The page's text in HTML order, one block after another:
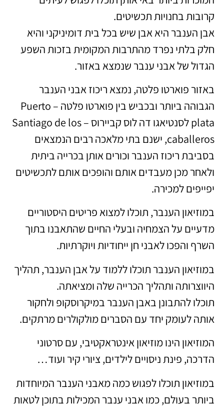
קרובות בחנויות תכשיטים.
אבן הענבר היא אבן שיש בכל בית דומיניקני והיא
חלק בלתי נפרד מהתרבות המקומית בזכות השפע
הגדול של אבני ענבר שנמצא באזור.
באזור פוארטו פלטה, נמצא ריכוז אבני הענבר
הגבוהה ביותר ובכביש בין פוארטו פלטה – Puerto
plata לסנטיאגו דה לוס קביירוס – Santiago de los
caballeros, ישנם בתי מלאכה רבים הנמצאים
בסביבת ריכוז הענבר וכורים אותן בכרייה ביתית
ולאחר מכן מעבדים אותם והופכים אותם לתכשיטים
יפייפים למכירה.
במוזיאון הענבר, תוכלו למצוא פריטים היסטוריים
מדעיים על הצמחיה ובעלי החיים שהתאבנו בתוך
השרף והפכו לאבני חן ייחודיות ויוקרתיות.
במוזיאון הענבר תוכלו ללמוד על אבן הענבר, תהליך
היווצרותה ותהליך הכרייה שלה ומציאתה.
תוכלו להתבונן באבן הענבר במיקרוסקופ ולחקור
אותה לעומק יחד עם הסברים מולקולרים מרתקים.
המוזיאון הינו מוזיאון אינטראקטיבי, עם סרטוני
הדרכה, פינת ניסויים לילדים, ציורי קיר ועוד…
במוזיאון תוכלו לפגוש כמה מאבני הענבר המיוחדות
ביותר בעולם, כמו אבני ענבר המכילות בתוכן לטאות